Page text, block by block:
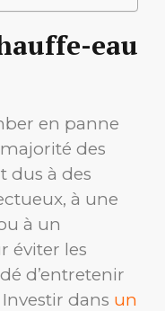
eau
en panne
des
dus à des
à une
à un
éviter les
d’entretenir
dans un